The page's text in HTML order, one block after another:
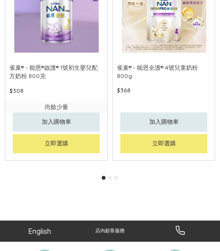
雀巢® - 能恩®啟護® 1號初生嬰兒配
方奶粉 800克
$308
尚餘少量
加入購物車
立即選購
雀巢® - 能恩全護® 4號兒童奶粉
800g
$368
加入購物車
立即選購
English 店內顧客服務